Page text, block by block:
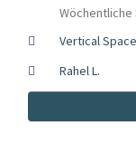
Wöchentliche
Vertical Space
Rahel L.